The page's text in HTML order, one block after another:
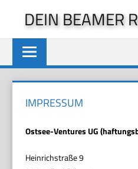
springen
DEIN BEAMER
IMPRESSUM
Ostsee-Ventures UG
Heinrichstraße 9